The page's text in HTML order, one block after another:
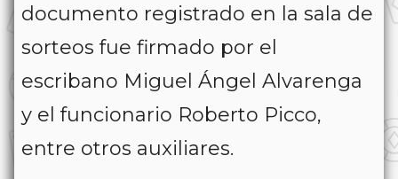
documento registrado en la sala de
sorteos fue firmado por el
escribano Miguel Ángel Alvarenga
y el funcionario Roberto Picco,
entre otros auxiliares.